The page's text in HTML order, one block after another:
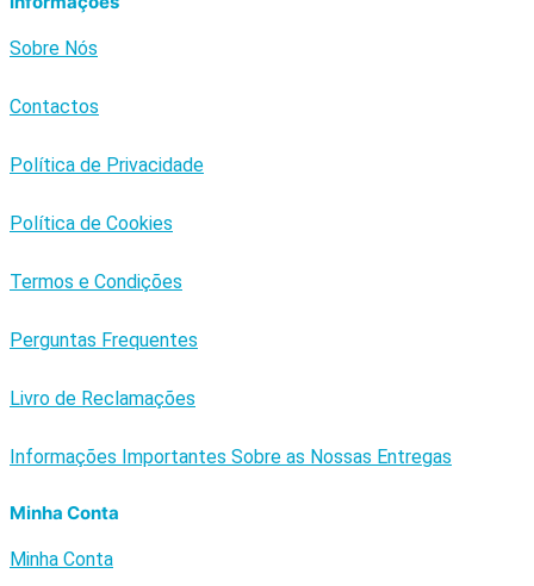
Sobre Nós
Contactos
Política de Privacidade
Política de Cookies
Termos e Condições
Perguntas Frequentes
Livro de Reclamações
Informações Importantes Sobre as Nossas Entregas
Minha Conta
Minha Conta